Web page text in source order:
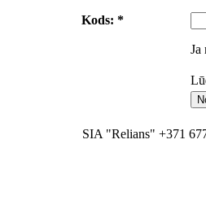
Kods: *
Ja
SIA "Relians" +371